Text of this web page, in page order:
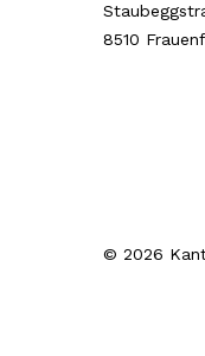
8510
© 2026